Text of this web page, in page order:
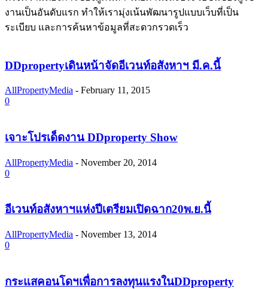
งานเป็นอันดับแรก ทำให้เรามุ่งเน้นพัฒนารูปแบบเว็บที่เป็น
ระเบียบ และการค้นหาข้อมูลที่สะดวกรวดเร็ว
DDpropertyเดินหน้าจัดอีเวนท์อสังหาฯ มี.ค.นี้
AllPropertyMedia - February 11, 2015
0
เจาะโปรเด็ดงาน DDproperty Show
AllPropertyMedia - November 20, 2014
0
อีเวนท์อสังหาฯแห่งปีเตรียมเปิดฉาก20พ.ย.นี้
AllPropertyMedia - November 13, 2014
0
กระแสคอนโดฯเพื่อการลงทุนแรงในDDproperty